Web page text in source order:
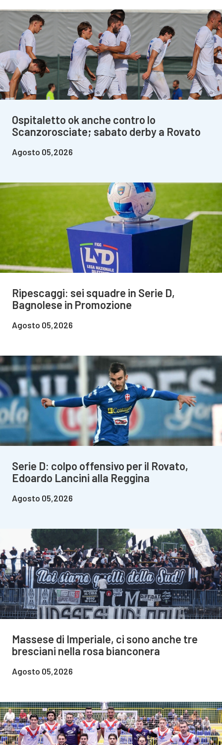
Ospitaletto ok anche contro lo
Scanzorosciate; sabato derby a Rovato
Agosto 05,2026
Ripescaggi: sei squadre in Serie D,
Bagnolese in Promozione
Agosto 05,2026
Serie D: colpo offensivo per il Rovato,
Edoardo Lancini alla Reggina
Agosto 05,2026
Massese di Imperiale, ci sono anche tre
bresciani nella rosa bianconera
Agosto 05,2026